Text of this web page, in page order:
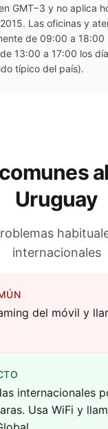
GMT−3 y no aplica
Las oficinas y
de 09:00 a 18:00
13:00 a 17:00 los
típico del país).
Uruguay
internacionales
del móvil y
internacionales
Usa WiFi y